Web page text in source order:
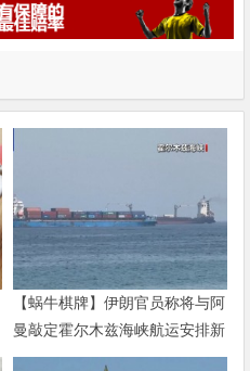
【蜗牛棋牌】伊朗官员称将与阿
曼敲定霍尔木兹海峡航运安排新
协议